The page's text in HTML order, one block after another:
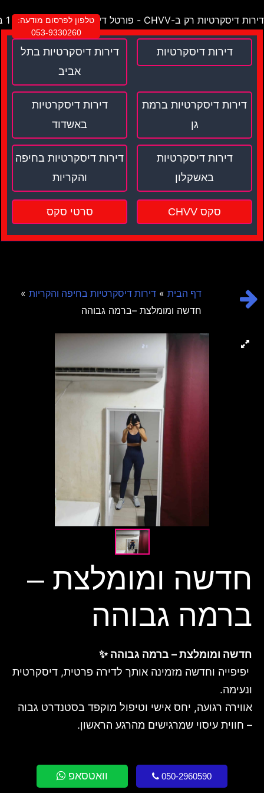
דירות דיסקרטיות רק ב-CHVV - פורטל דירות דיסקרטיות מספר 1 בישראל !
טלפון לפרסום מודעה:
053-9330260
דירות דיסקרטיות
דירות דיסקרטיות בתל
אביב
דירות דיסקרטיות ברמת
גן
דירות דיסקרטיות
באשדוד
דירות דיסקרטיות
באשקלון
דירות דיסקרטיות בחיפה
והקריות
סקס CHVV סרטי סקס
דף הבית» דירות דיסקרטיות בחיפה והקריות»
חדשה ומומלצת –ברמה גבוהה
חדשה ומומלצת –
ברמה גבוהה
חדשה ומומלצת – ברמה גבוהה ✨
יפיפייה וחדשה מזמינה אותך לדירה פרטית, דיסקרטית
ונעימה.
אווירה רגועה, יחס אישי וטיפול מוקפד בסטנדרט גבוה
– חווית עיסוי שמרגישים מהרגע הראשון.
050-2960590 וואטסאפ